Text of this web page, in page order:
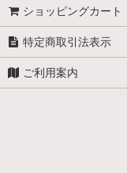
ショッピングカート
特定商取引法表示
ご利用案内